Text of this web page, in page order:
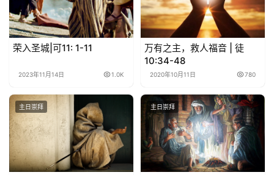
荣入圣城|可11: 1-11
2023年11月14日 1.0K
万有之主，救人福音 | 徒
10:34-48
2020年10月11日 780
主日崇拜 主日崇拜